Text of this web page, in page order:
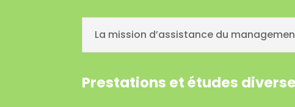
La mission d’assistance du
Prestations et études